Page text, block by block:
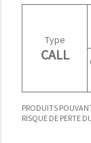
Type
CALL
PRODUITS
RISQUE DE PERTE